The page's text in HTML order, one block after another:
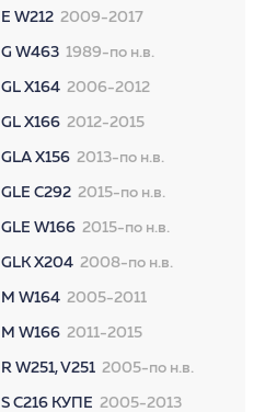
E W212 2009-2017
G W463 1989-по н.в.
GL X164 2006-2012
GL X166 2012-2015
GLA X156 2013-по н.в.
GLE C292 2015-по н.в.
GLE W166 2015-по н.в.
GLK X204 2008-по н.в.
M W164 2005-2011
M W166 2011-2015
R W251, V251 2005-по н.в.
S C216 КУПЕ 2005-2013